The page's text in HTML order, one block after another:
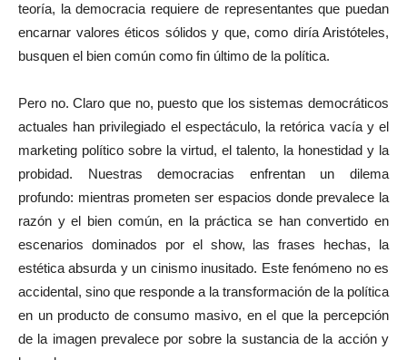
teoría, la democracia requiere de representantes que puedan
encarnar valores éticos sólidos y que, como diría Aristóteles,
busquen el bien común como fin último de la política.
Pero no. Claro que no, puesto que los sistemas democráticos
actuales han privilegiado el espectáculo, la retórica vacía y el
marketing político sobre la virtud, el talento, la honestidad y la
probidad. Nuestras democracias enfrentan un dilema
profundo: mientras prometen ser espacios donde prevalece la
razón y el bien común, en la práctica se han convertido en
escenarios dominados por el show, las frases hechas, la
estética absurda y un cinismo inusitado. Este fenómeno no es
accidental, sino que responde a la transformación de la política
en un producto de consumo masivo, en el que la percepción
de la imagen prevalece por sobre la sustancia de la acción y